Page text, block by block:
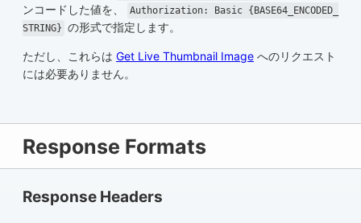
ンコードした値を、
Authorization: Basic {BASE64_ENCODED_
STRING} の形式で指定します。
ただし、これらは Get Live Thumbnail Image へのリクエスト
には必要ありません。
Response Formats
Response Headers